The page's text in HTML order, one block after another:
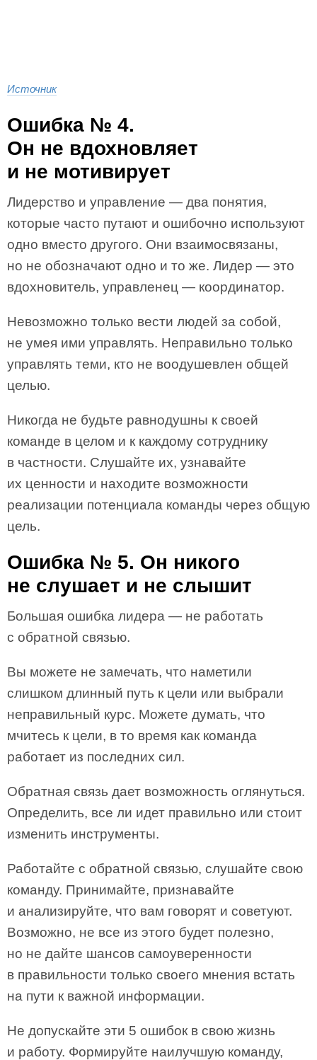
Источник
Ошибка № 4.
Он не вдохновляет
и не мотивирует
Лидерство и управление — два понятия,
которые часто путают и ошибочно используют
одно вместо другого. Они взаимосвязаны,
но не обозначают одно и то же. Лидер — это
вдохновитель, управленец — координатор.
Невозможно только вести людей за собой,
не умея ими управлять. Неправильно только
управлять теми, кто не воодушевлен общей
целью.
Никогда не будьте равнодушны к своей
команде в целом и к каждому сотруднику
в частности. Слушайте их, узнавайте
их ценности и находите возможности
реализации потенциала команды через общую
цель.
Ошибка № 5. Он никого
не слушает и не слышит
Большая ошибка лидера — не работать
с обратной связью.
Вы можете не замечать, что наметили
слишком длинный путь к цели или выбрали
неправильный курс. Можете думать, что
мчитесь к цели, в то время как команда
работает из последних сил.
Обратная связь дает возможность оглянуться.
Определить, все ли идет правильно или стоит
изменить инструменты.
Работайте с обратной связью, слушайте свою
команду. Принимайте, признавайте
и анализируйте, что вам говорят и советуют.
Возможно, не все из этого будет полезно,
но не дайте шансов самоуверенности
в правильности только своего мнения встать
на пути к важной информации.
Не допускайте эти 5 ошибок в свою жизнь
и работу. Формируйте наилучшую команду,